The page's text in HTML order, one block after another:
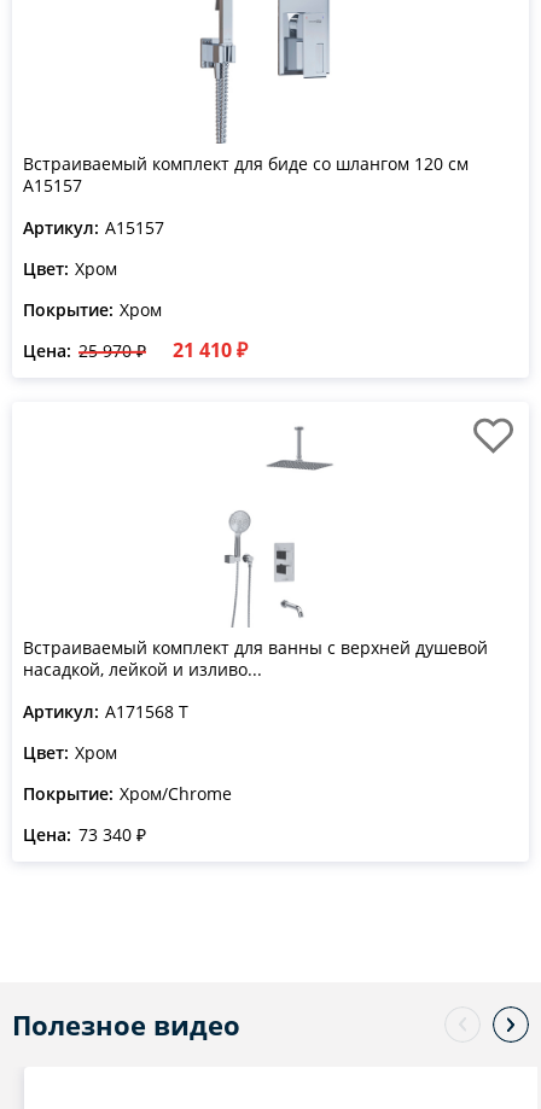
Встраиваемый комплект для биде со шлангом 120 см
A15157
Артикул: A15157
Цвет: Хром
Покрытие: Хром
Цена: 25 970 ₽ 21 410 ₽
Встраиваемый комплект для ванны с верхней душевой
насадкой, лейкой и изливо...
Артикул: A171568 T
Цвет: Хром
Покрытие: Хром/Chrome
Цена: 73 340 ₽
Полезное видео